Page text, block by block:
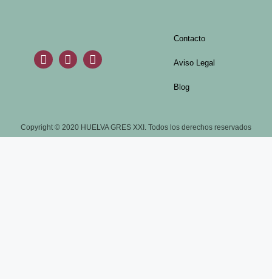
Contacto
Aviso Legal
Blog
Copyright © 2020 HUELVA GRES XXI. Todos los derechos reservados